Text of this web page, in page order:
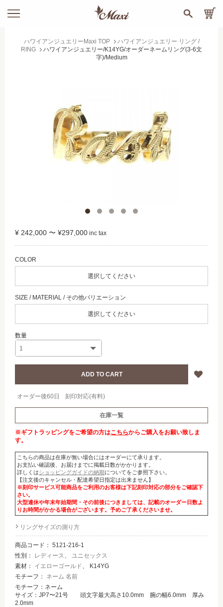
ハワイアンジュエリーMaxi TOP
ハワイアンジュエリー リング /
RING
ハワイアンジュエリー/K14YG/オーダーネームリング(3-6文
字)/Medium
¥ 242,000 〜 ¥297,000
選択してください
選択してください
オーダー後60日 刻印対応(有料)
在庫一覧
※ギフトラッピングをご希望の方はこちらからご購入をお願い致しま
す。
こちらの商品は在庫が無い場合にはオーダーにて承ります。
お支払い確認後、お届けまでに掲載日数がかかります。
詳しくはショッピングガイドの納期についてをご参照下さい。
【注文後のキャンセル・配達希望日指定は出来ません】
※刻印サービス可能商品をご利用のお客様は下記刻印対応の部分をご確認下
さい。
大型連休や年末年始期間・その前後につきましては、記載のオーダー日数よ
りお時間がかかる場合がございます。予めご了承くださいませ。
リングサイズの測り方
商品コード： 5121-216-1
性別：
レディース、 ユニセックス
素材： イエローゴールド、 K14YG
モチーフ： ネーム 名前
モチーフ：ネーム
サイズ：JP7〜21号 頭文字最大高さ10.0mm 腕の幅6.0mm 厚み
2.0mm